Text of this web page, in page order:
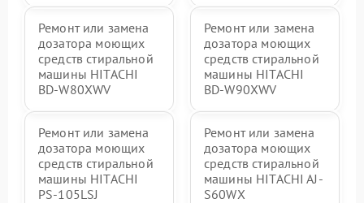
Ремонт или замена
дозатора моющих
средств стиральной
машины HITACHI
BD-W80XWV
Ремонт или замена
дозатора моющих
средств стиральной
машины HITACHI
BD-W90XWV
Ремонт или замена
дозатора моющих
средств стиральной
машины HITACHI
PS-105LSJ
Ремонт или замена
дозатора моющих
средств стиральной
машины HITACHI AJ-
S60WX